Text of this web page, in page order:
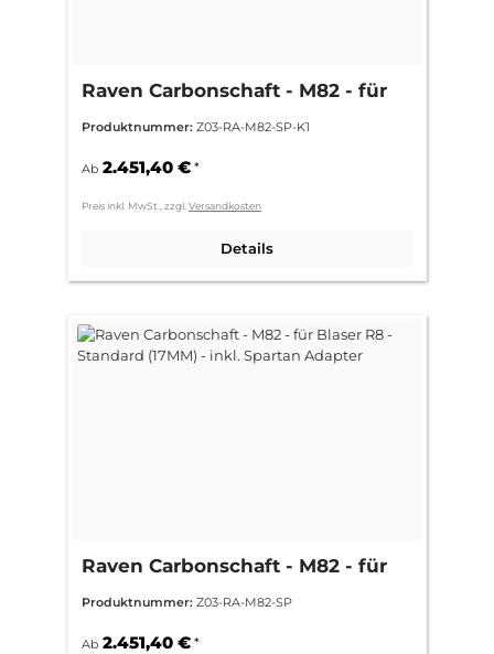
Raven Carbonschaft - M82 - für
inkl. Spartan Adapter
Produktnummer: Z03-RA-M82-SP-K1
Ab 2.451,40 € *
Preis inkl. MwSt., zzgl. Versandkosten
Details
Raven Carbonschaft - M82 - für
inkl. Spartan Adapter
Produktnummer: Z03-RA-M82-SP
Ab 2.451,40 € *